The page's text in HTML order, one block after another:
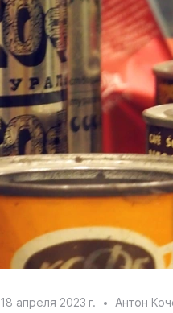
18 апреля 2023 г. Антон